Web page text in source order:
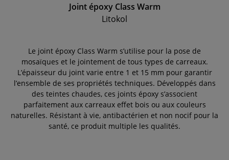
Joint époxy Class Warm
Litokol
Le joint époxy Class Warm s’utilise pour la pose de
mosaïques et le jointement de tous types de carreaux.
L’épaisseur du joint varie entre 1 et 15 mm pour garantir
l’ensemble de ses propriétés techniques. Développés dans
des teintes chaudes, ces joints époxy s’associent
parfaitement aux carreaux effet bois ou aux couleurs
naturelles. Résistant à vie, antibactérien et non nocif pour la
santé, ce produit multiple les qualités.